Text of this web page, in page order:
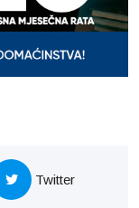
Twitter